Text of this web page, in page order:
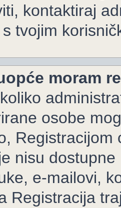
kontaktiraj
tvojim
moram
osobe
nisu
e-mailovi,
Registracija